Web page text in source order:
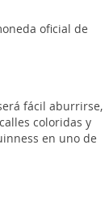
oficial de
fácil aburrirse,
coloridas y
en uno de